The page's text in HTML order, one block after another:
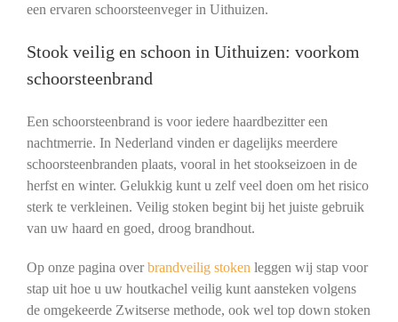
een ervaren schoorsteenveger in Uithuizen.
Stook veilig en schoon in Uithuizen: voorkom
schoorsteenbrand
Een schoorsteenbrand is voor iedere haardbezitter een
nachtmerrie. In Nederland vinden er dagelijks meerdere
schoorsteenbranden plaats, vooral in het stookseizoen in de
herfst en winter. Gelukkig kunt u zelf veel doen om het risico
sterk te verkleinen. Veilig stoken begint bij het juiste gebruik
van uw haard en goed, droog brandhout.
Op onze pagina overbrandveilig stoken leggen wij stap voor
stap uit hoe u uw houtkachel veilig kunt aansteken volgens
de omgekeerde Zwitserse methode, ook wel top down stoken